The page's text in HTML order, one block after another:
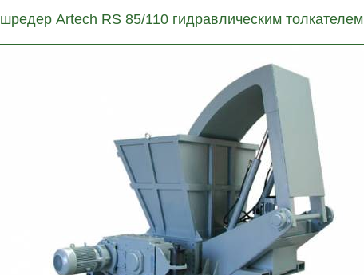
шредер Artech RS 85/110 гидравлическим толкателем